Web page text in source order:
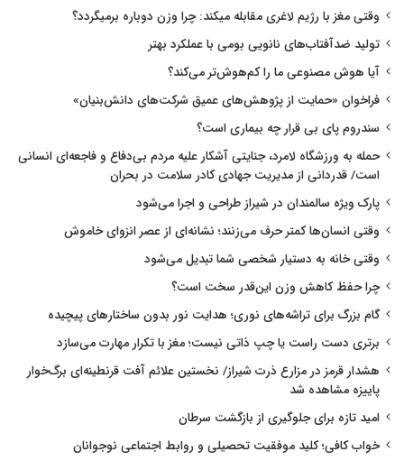
وقتی مغز با رژیم لاغری مقابله میکند: چرا وزن دوباره برمیگردد؟
تولید ضدآفتاب‌های نانویی بومی با عملکرد بهتر
آیا هوش مصنوعی ما را کم‌هوش‌تر می‌کند؟
فراخوان «حمایت از پژوهش‌های عمیق شرکت‌های دانش‌بنیان»
سندروم پای بی قرار چه بیماری است؟
حمله به ورزشگاه لامرد، جنایتی آشکار علیه مردم بی‌دفاع و فاجعه‌ای انسانی
است/ قدردانی از مدیریت جهادی کادر سلامت در بحران
پارک ویژه سالمندان در شیراز طراحی و اجرا می‌شود
وقتی انسان‌ها کمتر حرف می‌زنند؛ نشانه‌ای از عصر انزوای خاموش
وقتی خانه به دستیار شخصی شما تبدیل می‌شود
چرا حفظ کاهش وزن این‌قدر سخت است؟
گام بزرگ برای تراشه‌های نوری؛ هدایت نور بدون ساختارهای پیچیده
برتری دست راست یا چپ ذاتی نیست؛ مغز با تکرار مهارت می‌سازد
هشدار قرمز در مزارع ذرت شیراز/ نخستین علائم آفت قرنطینه‌ای برگ‌خوار
پاییزه مشاهده شد
امید تازه برای جلوگیری از بازگشت سرطان
خواب کافی؛ کلید موفقیت تحصیلی و روابط اجتماعی نوجوانان